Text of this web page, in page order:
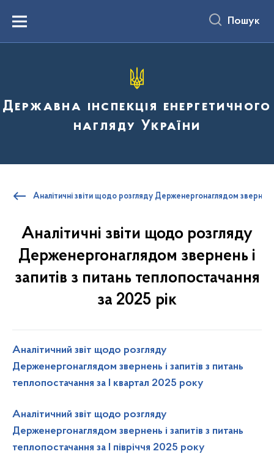
вмістуMenu Пошук
Державна інспекція енергетичного
нагляду України
Аналітичні звіти щодо розгляду Держенергонаглядом звернень
Аналітичні звіти щодо розгляду
Держенергонаглядом звернень і
запитів з питань теплопостачання
за 2025 рік
Аналітичний звіт щодо розгляду
Держенергонаглядом звернень і запитів з питань
теплопостачання за I квартал 2025 року
Аналітичний звіт щодо розгляду
Держенергонаглядом звернень і запитів з питань
теплопостачання за I півріччя 2025 року